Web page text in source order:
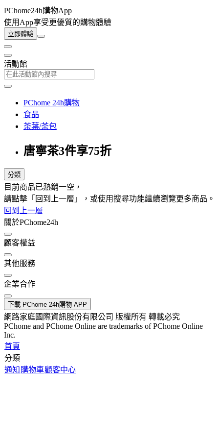
PChome24h購物App
使用App享受更優質的購物體驗
立即體驗
活動館
PChome 24h購物
食品
茶葉/茶包
唐寧茶3件享75折
分類
目前商品已熱銷一空，
請點擊「回到上一層」，或使用搜尋功能繼續瀏覽更多商品。
回到上一層
關於PChome24h
顧客權益
其他服務
企業合作
下載 PChome 24h購物 APP
網路家庭國際資訊股份有限公司 版權所有 轉載必究
PChome and PChome Online are trademarks of PChome Online
Inc.
首頁
分類
通知 購物車顧客中心